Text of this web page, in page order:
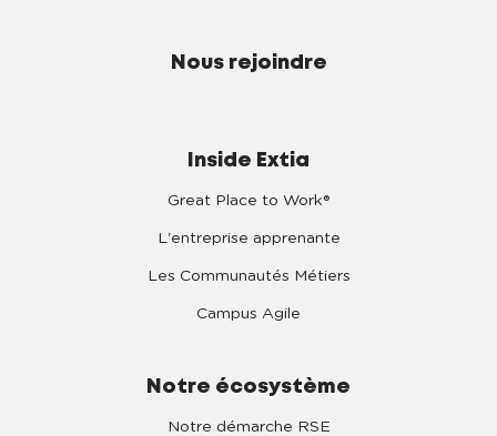
Nous rejoindre
Inside Extia
Great Place to Work®
L'entreprise apprenante
Les Communautés Métiers
Campus Agile
Notre écosystème
Notre démarche RSE